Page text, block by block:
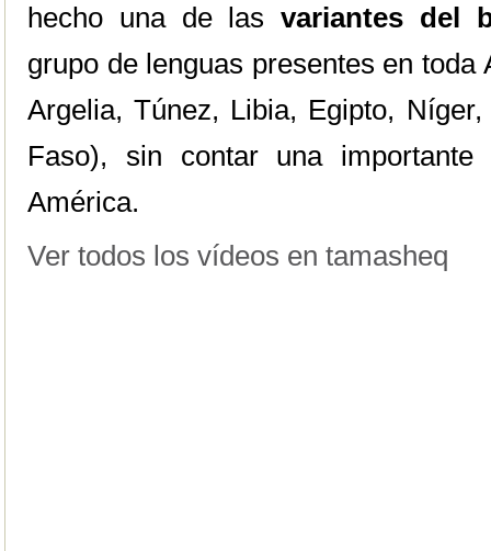
hecho una de lasvariantes del
grupo de lenguas presentes en
Argelia, Túnez, Libia, Egipto,
Faso), sin contar una
América.
Ver todos los vídeos en tamasheq